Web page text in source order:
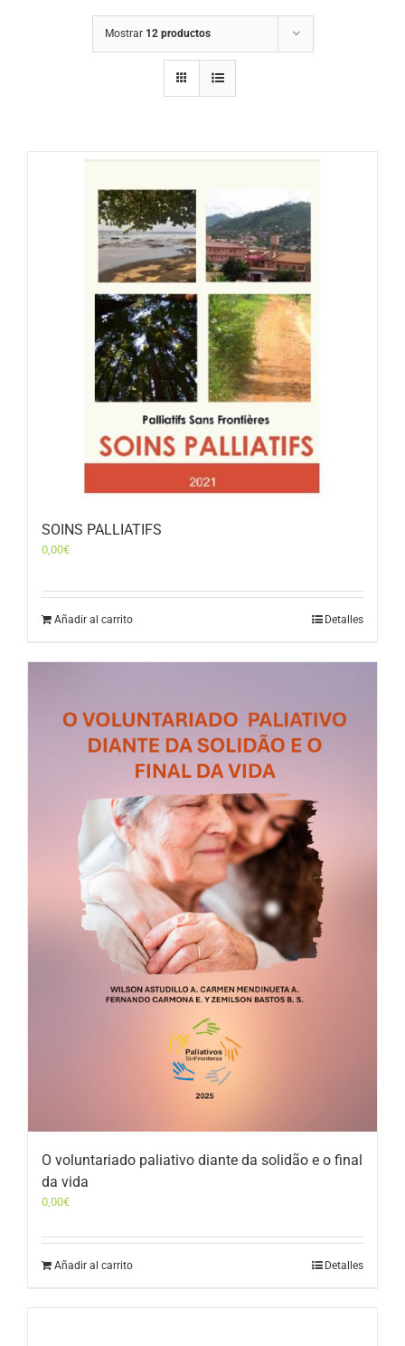
Mostrar 12 productos
SOINS PALLIATIFS
0,00€
Añadir al carrito Detalles
O voluntariado paliativo diante da solidão e o final
da vida
0,00€
Añadir al carrito Detalles